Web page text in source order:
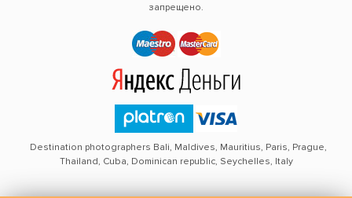
запрещено.
Destination photographers Bali, Maldives, Mauritius, Paris, Prague,
Thailand, Cuba, Dominican republic, Seychelles, Italy